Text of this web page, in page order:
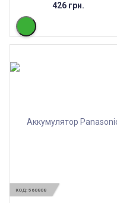
426 грн.
КОД: 560808